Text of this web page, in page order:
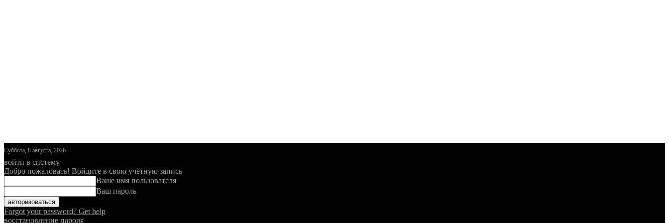
Суббота, 8 августа, 2026
войти в систему
Добро пожаловать! Войдите в свою учётную запись
Ваше имя пользователя
Ваш пароль
Forgot your password? Get help
восстановление пароля